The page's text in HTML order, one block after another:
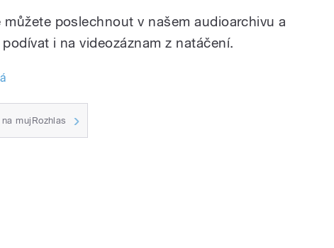
poslechnout v našem audioarchivu a
i na videozáznam z natáčení.
mujRozhlas